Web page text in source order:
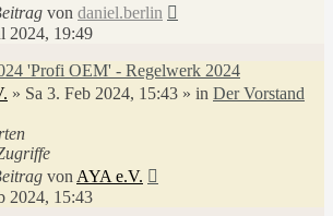
von daniel.berlin
2024, 19:49
'Profi OEM' - Regelwerk 2024
» Sa 3. Feb 2024, 15:43 » in Der Vorstand
von AYA e.V.
2024, 15:43